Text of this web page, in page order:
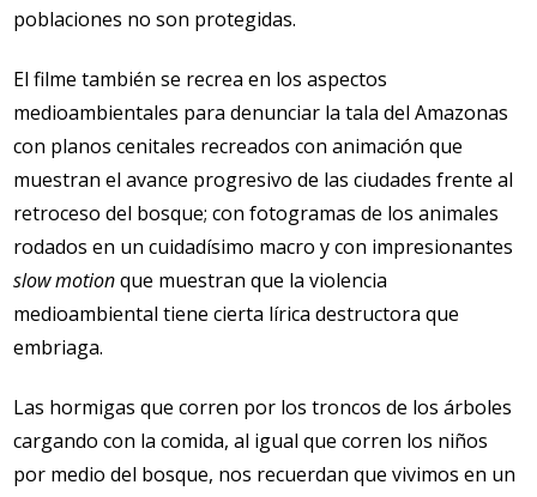
poblaciones no son protegidas.
El filme también se recrea en los aspectos
medioambientales para denunciar la tala del Amazonas
con planos cenitales recreados con animación que
muestran el avance progresivo de las ciudades frente al
retroceso del bosque; con fotogramas de los animales
rodados en un cuidadísimo macro y con impresionantes
slow motionque muestran que la violencia
medioambiental tiene cierta lírica destructora que
embriaga.
Las hormigas que corren por los troncos de los árboles
cargando con la comida, al igual que corren los niños
por medio del bosque, nos recuerdan que vivimos en un